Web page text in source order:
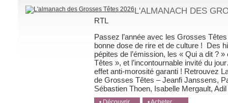
L'ALMANACH DES
RTL
Passez l’année avec les Grosses
bonne dose de rire et de culture ! Des
pépites de l’émission, les « Qui a dit ?
Têtes », et l’incontournable invité du
effet anti-morosité garanti ! Retrouvez
de Grosses Têtes – Jeanfi Janssens,
Sébastien Thoen, Isabelle Mergault, Adil